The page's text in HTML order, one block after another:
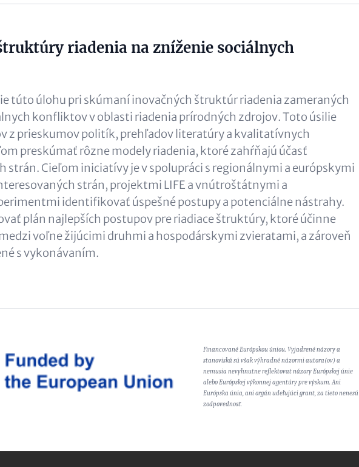
riadenia na zníženie sociálnych
túto úlohu pri skúmaní inovačných štruktúr riadenia zameraných
konfliktov v oblasti riadenia prírodných zdrojov. Toto úsilie
z prieskumov politík, prehľadov literatúry a kvalitatívnych
preskúmať rôzne modely riadenia, ktoré zahŕňajú účasť
strán. Cieľom iniciatívy je v spolupráci s regionálnymi a európskymi
strán, projektmi LIFE a vnútroštátnymi a
identifikovať úspešné postupy a potenciálne nástrahy.
plán najlepších postupov pre riadiace štruktúry, ktoré účinne
voľne žijúcimi druhmi a hospodárskymi zvieratami, a zároveň
s vykonávaním.
Financované Európskou úniou. Vyjadrené názory a
stanoviská sú však výhradné názormi autora(ov) a
nemusia nevyhnutne reflektovat názory Európskej únie
alebo Európskej výkonnej agentúry pre výskum. Ani
Európska únia, ani orgán udeľujúci grant, za tieto nenesú
zodpovednosť.